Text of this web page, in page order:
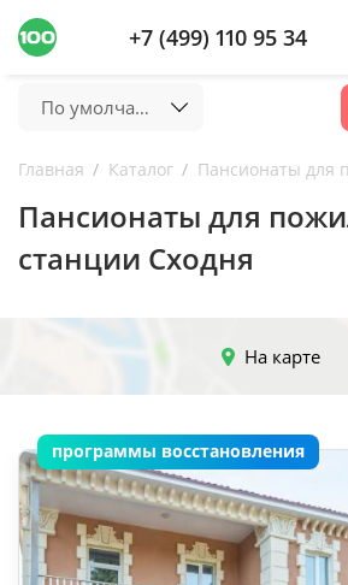
+7 (499) 110 95 34
Главная Каталог Пансионаты для
Пансионаты для
станции Сходня
По умолчанию
На карте
программы восстановления